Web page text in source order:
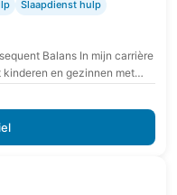
Slaapdienst hulp
Balans In mijn carrière
en gezinnen met